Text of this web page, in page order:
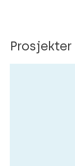
Prosjekter